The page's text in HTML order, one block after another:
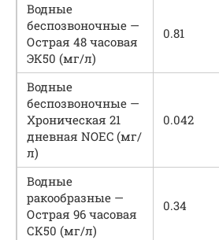
Водные
беспозвоночные —
Острая 48 часовая
ЭК50 (мг/л)
0.81
Водные
беспозвоночные —
Хроническая 21
дневная NOEC (мг/
л)
0.042
Водные
ракообразные —
Острая 96 часовая
СК50 (мг/л)
0.34